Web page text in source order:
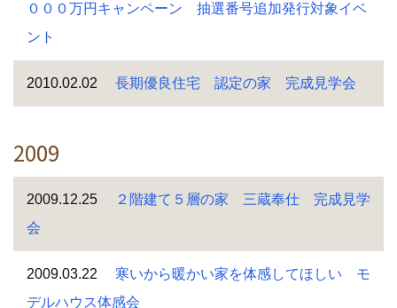
０００万円キャンペーン 抽選番号追加発行対象イベ
ント
2010.02.02 長期優良住宅 認定の家 完成見学会
2009
2009.12.25
２階建て５層の家 三蔵奉仕 完成見学
会
2009.03.22
寒いから暖かい家を体感してほしい モ
デルハウス体感会